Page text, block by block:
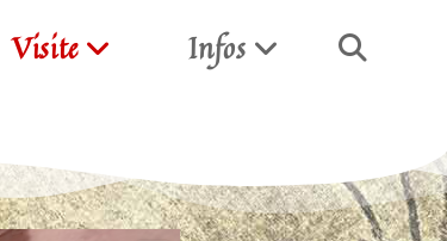
Visite Infos